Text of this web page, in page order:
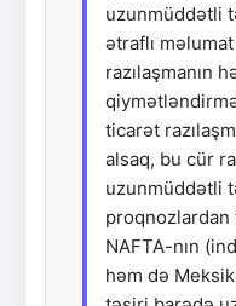
uzunmüddətli
ətraflı
razılaşmanın
ticarət
alsaq, bu cür
uzunmüddətli
NAFTA-nın
həm də